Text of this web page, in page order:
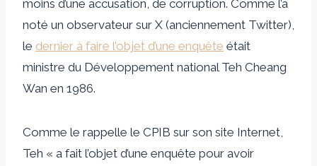
moins d’une accusation, de corruption. Comme l’a
noté un observateur sur X (anciennement Twitter),
le dernier à faire l’objet d’une enquête était
ministre du Développement national Teh Cheang
Wan en 1986.
Comme le rappelle le CPIB sur son site Internet,
Teh « a fait l’objet d’une enquête pour avoir